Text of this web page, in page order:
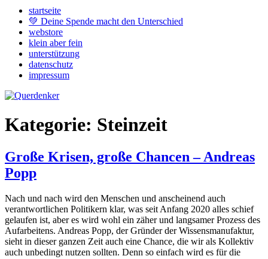
startseite
💚 Deine Spende macht den Unterschied
webstore
klein aber fein
unterstützung
datenschutz
impressum
Kategorie: Steinzeit
Große Krisen, große Chancen – Andreas
Popp
Nach und nach wird den Menschen und anscheinend auch
verantwortlichen Politikern klar, was seit Anfang 2020 alles schief
gelaufen ist, aber es wird wohl ein zäher und langsamer Prozess des
Aufarbeitens. Andreas Popp, der Gründer der Wissensmanufaktur,
sieht in dieser ganzen Zeit auch eine Chance, die wir als Kollektiv
auch unbedingt nutzen sollten. Denn so einfach wird es für die